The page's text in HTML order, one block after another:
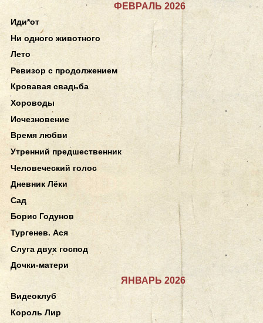
ФЕВРАЛЬ 2026
Иди*от
Ни одного животного
Лето
Ревизор с продолжением
Кровавая свадьба
Хороводы
Исчезновение
Время любви
Утренний предшественник
Человеческий голос
Дневник Лёки
Сад
Борис Годунов
Тургенев. Ася
Слуга двух господ
Дочки-матери
ЯНВАРЬ 2026
Видеоклуб
Король Лир